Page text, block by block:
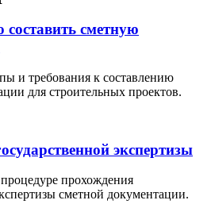
сметную
и требования к составлению
для строительных проектов.
экспертизы
прохождения
сметной документации.